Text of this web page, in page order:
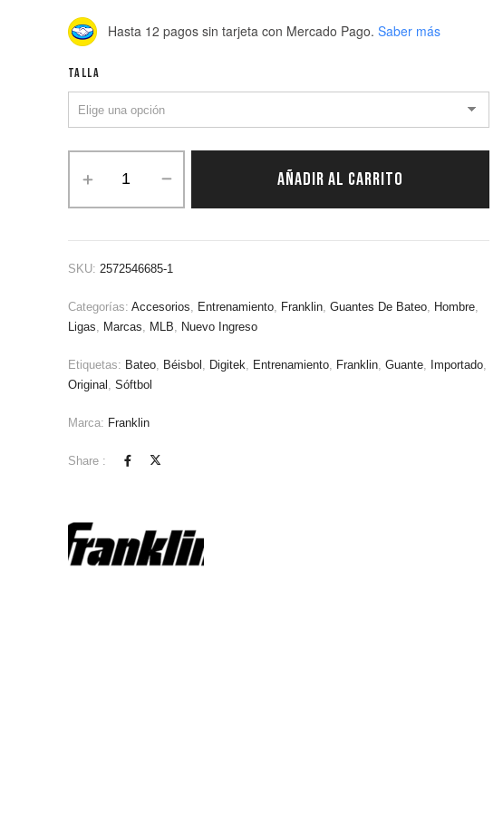
Hasta 12 pagos sin tarjetacon Mercado Pago. Saber más
TALLA
AÑADIR AL CARRITO
SKU: 2572546685-1
Categorías: Accesorios Entrenamiento, Franklin, Guantes De Bateo, Hombre,
Ligas
Marcas MLB Nuevo Ingreso
Etiquetas: Bateo, Béisbol Digitek Entrenamiento, Franklin, Guante, Importado,
Original
Sóftbol
Marca: Franklin
Share :